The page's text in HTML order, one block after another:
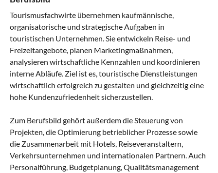
Tourismusfachwirte übernehmen kaufmännische,
organisatorische und strategische Aufgaben in
touristischen Unternehmen. Sie entwickeln Reise- und
Freizeitangebote, planen Marketingmaßnahmen,
analysieren wirtschaftliche Kennzahlen und koordinieren
interne Abläufe. Ziel ist es, touristische Dienstleistungen
wirtschaftlich erfolgreich zu gestalten und gleichzeitig eine
hohe Kundenzufriedenheit sicherzustellen.
Zum Berufsbild gehört außerdem die Steuerung von
Projekten, die Optimierung betrieblicher Prozesse sowie
die Zusammenarbeit mit Hotels, Reiseveranstaltern,
Verkehrsunternehmen und internationalen Partnern. Auch
Personalführung, Budgetplanung, Qualitätsmanagement